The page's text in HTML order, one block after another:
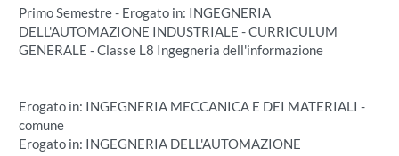
Primo Semestre - Erogato in: INGEGNERIA
DELL'AUTOMAZIONE INDUSTRIALE - CURRICULUM
GENERALE - Classe L8 Ingegneria dell'informazione
Erogato in: INGEGNERIA MECCANICA E DEI MATERIALI -
comune
Erogato in: INGEGNERIA DELL'AUTOMAZIONE